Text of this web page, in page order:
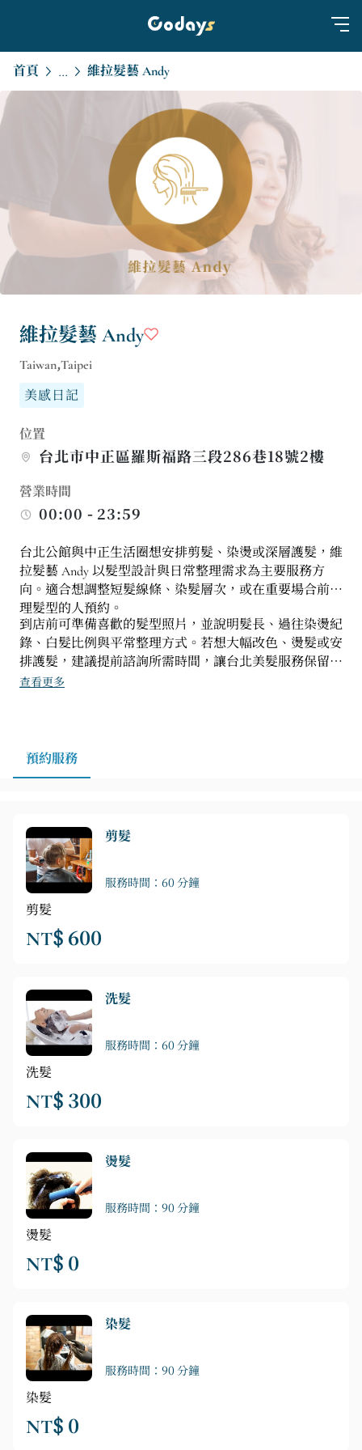
首頁 ... 維拉髮藝 Andy
維拉髮藝 Andy
Taiwan,Taipei
美感日記
位置
台北市中正區羅斯福路三段286巷18號2樓
營業時間
00:00 - 23:59
台北公館與中正生活圈想安排剪髮、染燙或深層護髮，維
拉髮藝 Andy 以髮型設計與日常整理需求為主要服務方
向。適合想調整短髮線條、染髮層次，或在重要場合前整
理髮型的人預約。
到店前可準備喜歡的髮型照片，並說明髮長、過往染燙紀
錄、白髮比例與平常整理方式。若想大幅改色、燙髮或安
排護髮，建議提前諮詢所需時間，讓台北美髮服務保留完
整溝通與操作節奏。
查看更多
預約服務
剪髮
服務時間：60 分鐘
剪髮
NT$ 600
洗髮
服務時間：60 分鐘
洗髮
NT$ 300
燙髮
服務時間：90 分鐘
燙髮
NT$ 0
染髮
服務時間：90 分鐘
染髮
NT$ 0